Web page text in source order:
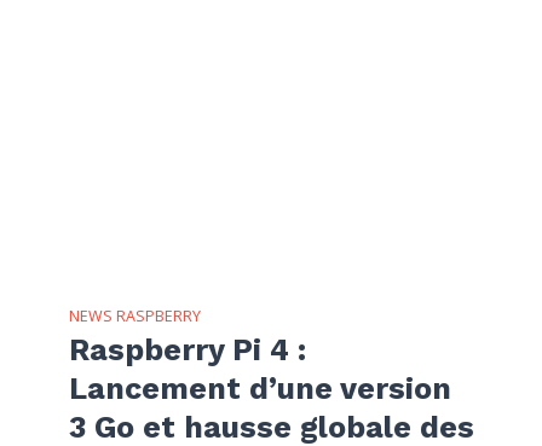
NEWS RASPBERRY
Raspberry Pi 4 :
Lancement d’une version
3 Go et hausse globale des